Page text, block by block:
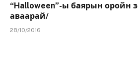
“Halloween”-ы баярын оройн
аваарай/
28/10/2016